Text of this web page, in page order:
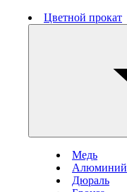
Цветной прокат
Медь
Алюминий
Дюраль